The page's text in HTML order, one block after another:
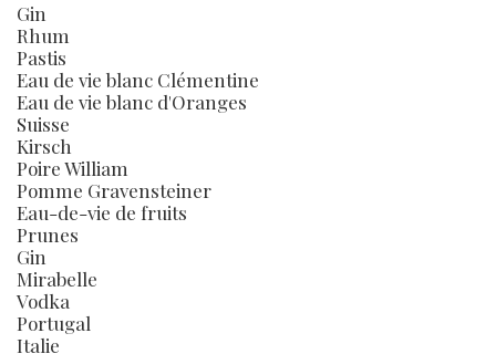
Gin
Rhum
Pastis
Eau de vie blanc Clémentine
Eau de vie blanc d'Oranges
Suisse
Kirsch
Poire William
Pomme Gravensteiner
Eau-de-vie de fruits
Prunes
Gin
Mirabelle
Vodka
Portugal
Italie